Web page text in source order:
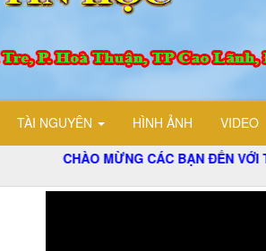
TÀI NGUYÊN HÌNH ẢNH VIDEO
CHÀO MỪNG CÁC BẠN ĐẾN VỚI TRANG